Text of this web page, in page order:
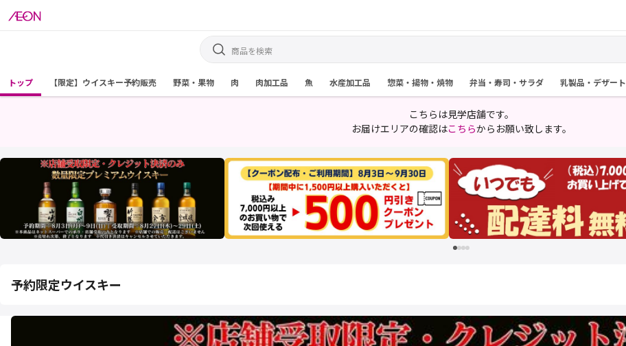
トップ 【限定】ウイスキー予約販売 野菜・果物 肉 肉加工品 魚 水産加工品 惣菜・揚物・焼物 弁当・寿司・サラダ 乳製品・デザート
こちらは見学店舗です。
お届けエリアの確認はこちらからお願い致します。
予約限定ウイスキー